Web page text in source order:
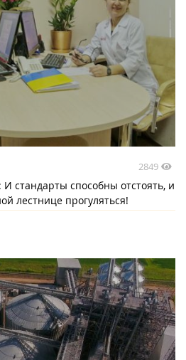
2849
стандарты способны отстоять, и
лестнице прогуляться!